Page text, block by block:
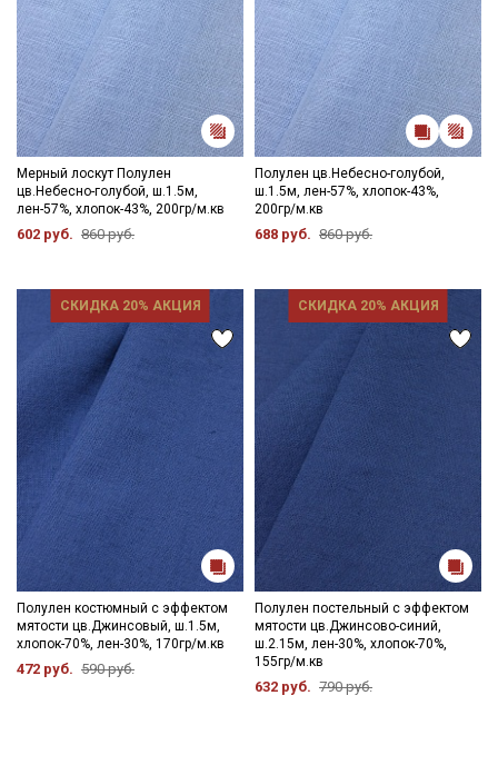
Мерный лоскут Полулен
цв.Небесно-голубой, ш.1.5м,
лен-57%, хлопок-43%, 200гр/м.кв
602 руб. 860 руб.
Полулен цв.Небесно-голубой,
ш.1.5м, лен-57%, хлопок-43%,
200гр/м.кв
688 руб. 860 руб.
СКИДКА 20% АКЦИЯ
Полулен костюмный с эффектом
мятости цв.Джинсовый, ш.1.5м,
хлопок-70%, лен-30%, 170гр/м.кв
472 руб. 590 руб.
СКИДКА 20% АКЦИЯ
Полулен постельный с эффектом
мятости цв.Джинсово-синий,
ш.2.15м, лен-30%, хлопок-70%,
155гр/м.кв
632 руб. 790 руб.